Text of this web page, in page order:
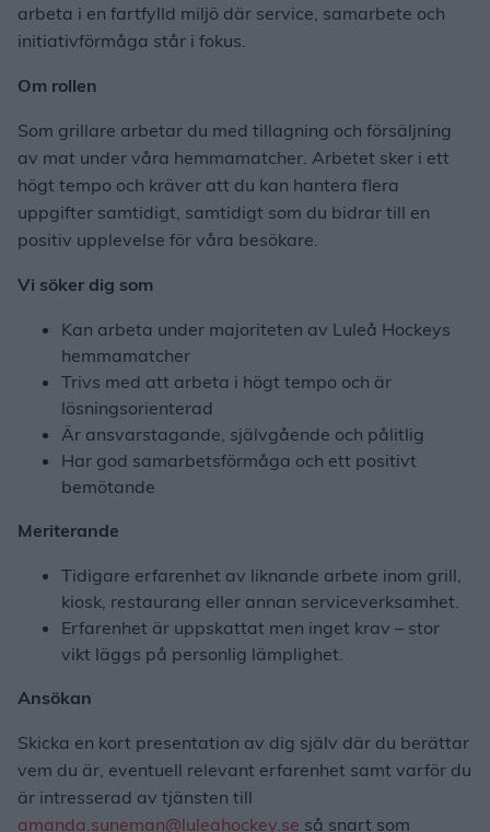
arbeta i en fartfylld miljö där service, samarbete och
initiativförmåga står i fokus.
Om rollen
Som grillare arbetar du med tillagning och försäljning
av mat under våra hemmamatcher. Arbetet sker i ett
högt tempo och kräver att du kan hantera flera
uppgifter samtidigt, samtidigt som du bidrar till en
positiv upplevelse för våra besökare.
Vi söker dig som
Kan arbeta under majoriteten av Luleå Hockeys
hemmamatcher
Trivs med att arbeta i högt tempo och är
lösningsorienterad
Är ansvarstagande, självgående och pålitlig
Har god samarbetsförmåga och ett positivt
bemötande
Meriterande
Tidigare erfarenhet av liknande arbete inom grill,
kiosk, restaurang eller annan serviceverksamhet.
Erfarenhet är uppskattat men inget krav – stor
vikt läggs på personlig lämplighet.
Ansökan
Skicka en kort presentation av dig själv där du berättar
vem du är, eventuell relevant erfarenhet samt varför du
är intresserad av tjänsten till
amanda.suneman@luleahockey.se så snart som